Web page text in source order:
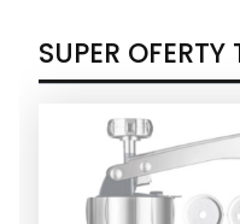
SUPER